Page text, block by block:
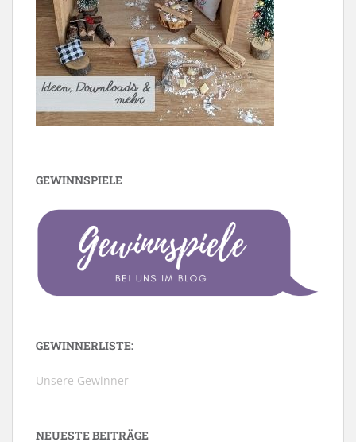
GEWINNSPIELE
GEWINNERLISTE:
Unsere Gewinner
NEUESTE BEITRÄGE